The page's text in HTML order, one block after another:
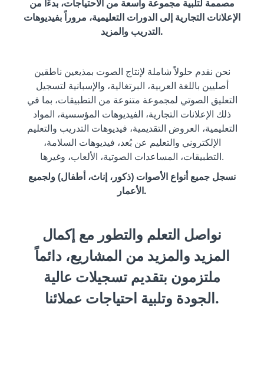
مصممة لتلبية مجموعة واسعة من الاحتياجات، بدءًا من
الإعلانات التجارية إلى الدورات التعليمية، مروراً بفيديوهات
التدريب والمزيد.
نحن نقدم حلولاً شاملة لإنتاج الصوت بمذيعين ناطقين
أصليين باللغة العربية، البرتغالية، والإسبانية لتسجيل
التعليق الصوتي لمجموعة متنوعة من التطبيقات، بما في
ذلك الإعلانات التجارية، الفيديوهات المؤسسية، المواد
التعليمية، العروض التقديمية، فيديوهات التدريب والتعليم
الإلكتروني والتعليم عن بُعد، فيديوهات السلامة،
التطبيقات، المساعدات الصوتية، الألعاب، وغيرها.
نسجل جميع أنواع الأصوات (ذكور، إناث، أطفال) ولجميع
الأعمار.
نواصل التعلم والتطور مع إكمال
المزيد والمزيد من المشاريع، دائماً
ملتزمون بتقديم تسجيلات عالية
الجودة وتلبية احتياجات عملائنا.